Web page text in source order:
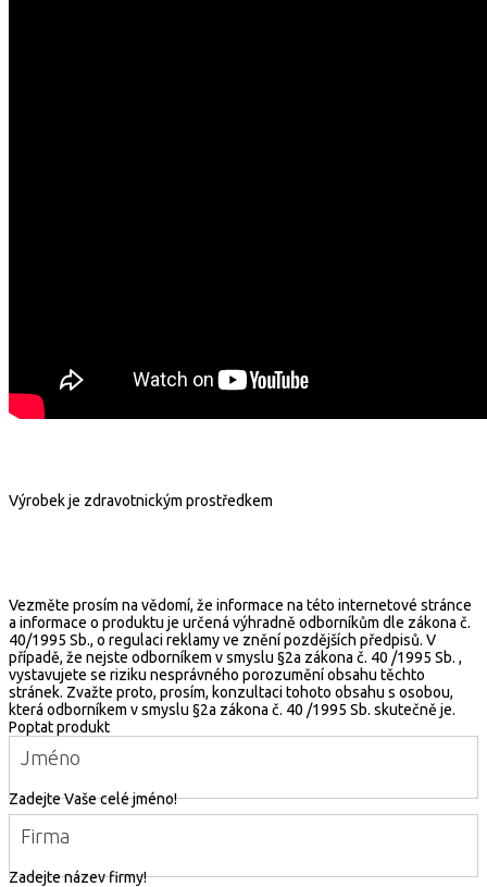
Výrobek je zdravotnickým prostředkem
Vezměte prosím na vědomí, že informace na této internetové stránce
a informace o produktu je určená výhradně odborníkům dle zákona č.
40/1995 Sb., o regulaci reklamy ve znění pozdějších předpisů. V
případě, že nejste odborníkem v smyslu §2a zákona č. 40 /1995 Sb. ,
vystavujete se riziku nesprávného porozumění obsahu těchto
stránek. Zvažte proto, prosím, konzultaci tohoto obsahu s osobou,
která odborníkem v smyslu §2a zákona č. 40 /1995 Sb. skutečně je.
Poptat produkt
Jméno
Zadejte Vaše celé jméno!
Firma
Zadejte název firmy!